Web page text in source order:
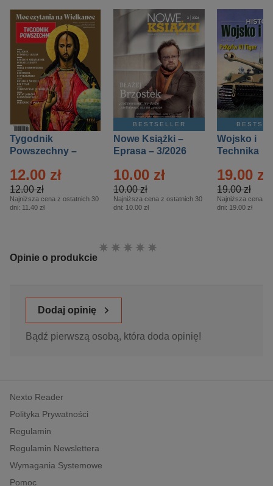
Tygodnik
Powszechny –
12.00 zł
12.00 zł
Najniższa cena z ostatnich 30
dni: 11.40 zł
BESTSELLER
Nowe Książki –
Eprasa – 3/2026
10.00 zł
10.00 zł
Najniższa cena z ostatnich 30
dni: 10.00 zł
Wojsko i
Technika
– 2/2026
19.00 zł
19.00 zł
Najniższa cena z
dni: 19.00 zł
Opinie o produkcie
Ocena:
Dodaj opinię
Bądź pierwszą osobą, która doda opinię!
Nexto Reader
Polityka Prywatności
Regulamin
Regulamin Newslettera
Wymagania Systemowe
Pomoc